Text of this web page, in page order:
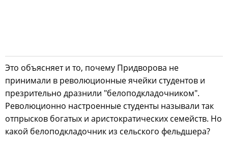
Это объясняет и то, почему Придворова не
принимали в революционные ячейки студентов и
презрительно дразнили "белоподкладочником".
Революционно настроенные студенты называли так
отпрысков богатых и аристократических семейств. Но
какой белоподкладочник из сельского фельдшера?